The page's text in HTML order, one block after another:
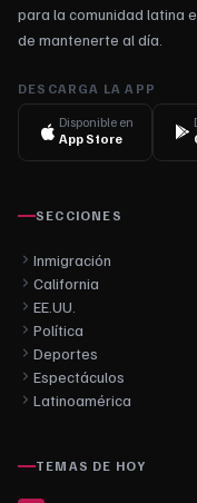
para la comunidad latina
de mantenerte al día.
DESCARGA LA APP
Disponible en
App Store
SECCIONES
Inmigración
California
EE.UU.
Política
Deportes
Espectáculos
Latinoamérica
TEMAS DE HOY